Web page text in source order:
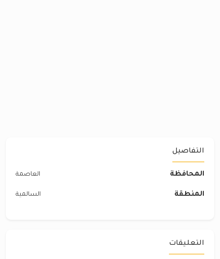
التفاصيل
المحافظة العاصمة
المنطقة السالمية
التعليقات